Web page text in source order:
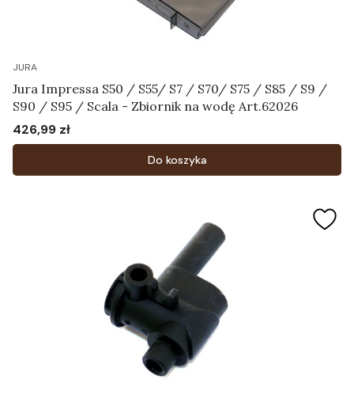
JURA
Jura Impressa S50 / S55/ S7 / S70/ S75 / S85 / S9 /
S90 / S95 / Scala - Zbiornik na wodę Art.62026
Cena
426,99 zł
Do koszyka